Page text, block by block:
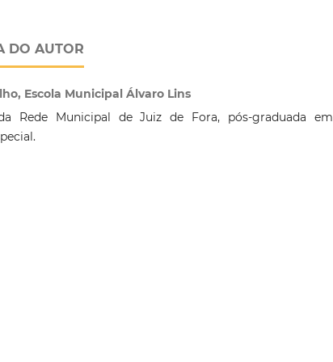
DO AUTOR
Escola Municipal Álvaro Lins
Rede Municipal de Juiz de Fora, pós-graduada em